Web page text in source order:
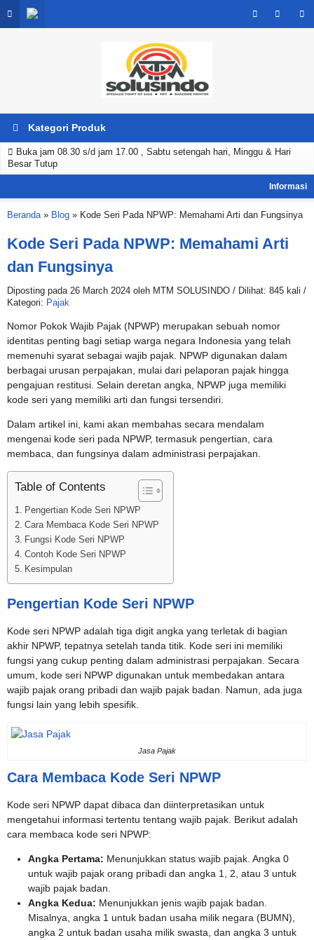
Kategori Produk
Buka jam 08.30 s/d jam 17.00 , Sabtu setengah hari, Minggu & Hari
Besar Tutup
Beranda» Blog » Kode Seri Pada NPWP: Memahami Arti dan Fungsinya
Kode Seri Pada NPWP: Memahami Arti
dan Fungsinya
Diposting pada 26 March 2024 oleh MTM SOLUSINDO / Dilihat: 845 kali /
Kategori: Pajak
Nomor Pokok Wajib Pajak (NPWP) merupakan sebuah nomor
identitas penting bagi setiap warga negara Indonesia yang telah
memenuhi syarat sebagai wajib pajak. NPWP digunakan dalam
berbagai urusan perpajakan, mulai dari pelaporan pajak hingga
pengajuan restitusi. Selain deretan angka, NPWP juga memiliki
kode seri yang memiliki arti dan fungsi tersendiri.
Dalam artikel ini, kami akan membahas secara mendalam
mengenai kode seri pada NPWP, termasuk pengertian, cara
membaca, dan fungsinya dalam administrasi perpajakan.
Table of Contents
Pengertian Kode Seri NPWP
Cara Membaca Kode Seri NPWP
Fungsi Kode Seri NPWP
Contoh Kode Seri NPWP
Kesimpulan
Pengertian Kode Seri NPWP
Kode seri NPWP adalah tiga digit angka yang terletak di bagian
akhir NPWP, tepatnya setelah tanda titik. Kode seri ini memiliki
fungsi yang cukup penting dalam administrasi perpajakan. Secara
umum, kode seri NPWP digunakan untuk membedakan antara
wajib pajak orang pribadi dan wajib pajak badan. Namun, ada juga
fungsi lain yang lebih spesifik.
Jasa Pajak
Cara Membaca Kode Seri NPWP
Kode seri NPWP dapat dibaca dan diinterpretasikan untuk
mengetahui informasi tertentu tentang wajib pajak. Berikut adalah
cara membaca kode seri NPWP:
Angka Pertama: Menunjukkan status wajib pajak. Angka 0
untuk wajib pajak orang pribadi dan angka 1, 2, atau 3 untuk
wajib pajak badan.
Angka Kedua: Menunjukkan jenis wajib pajak badan.
Misalnya, angka 1 untuk badan usaha milik negara (BUMN),
angka 2 untuk badan usaha milik swasta, dan angka 3 untuk